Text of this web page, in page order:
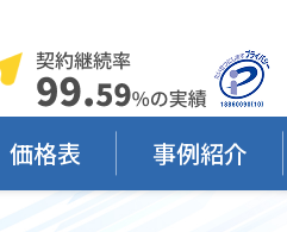
価格表 事例紹介